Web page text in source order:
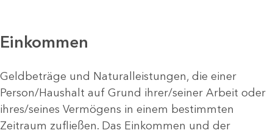
Einkommen
Geldbeträge und Naturalleistungen, die einer
Person/Haushalt auf Grund ihrer/seiner Arbeit oder
ihres/seines Vermögens in einem bestimmten
Zeitraum zufließen. Das Einkommen und der